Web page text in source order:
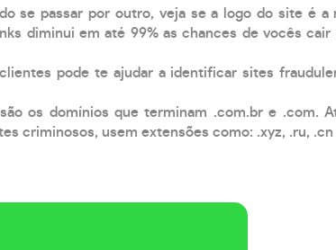
se passar por outro, veja se a logo do site é a
diminui em até 99% as chances de vocês
pode te ajudar a identificar sites
os domínios que terminam .com.br e .com.
criminosos, usem extensões como: .xyz, .ru,